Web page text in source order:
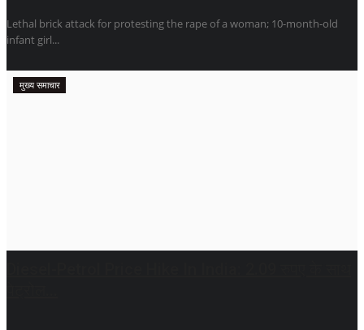
Lethal brick attack for protesting the rape of a woman; 10-month-old
infant girl...
मुख्य समाचार